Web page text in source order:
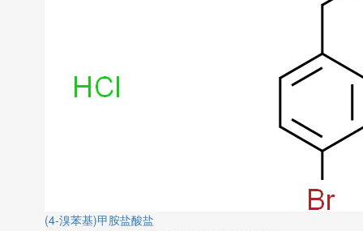
(4-溴苯基)甲胺盐酸盐